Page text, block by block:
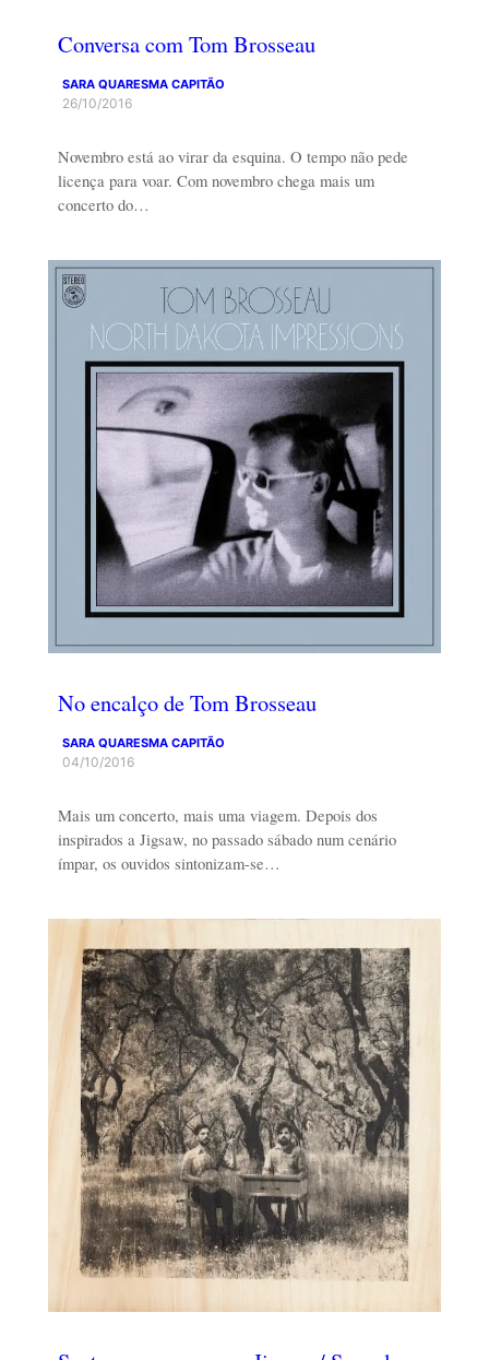
Conversa com Tom Brosseau
SARA QUARESMA CAPITÃO
26/10/2016
Novembro está ao virar da esquina. O tempo não pede
licença para voar. Com novembro chega mais um
concerto do…
No encalço de Tom Brosseau
SARA QUARESMA CAPITÃO
04/10/2016
Mais um concerto, mais uma viagem. Depois dos
inspirados a Jigsaw, no passado sábado num cenário
ímpar, os ouvidos sintonizam-se…